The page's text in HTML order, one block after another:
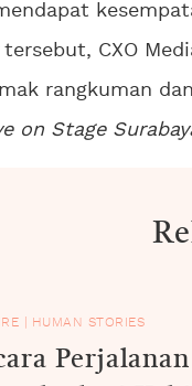
tersebut, CXO
rangkuman
on Stage
HUMAN STORIES